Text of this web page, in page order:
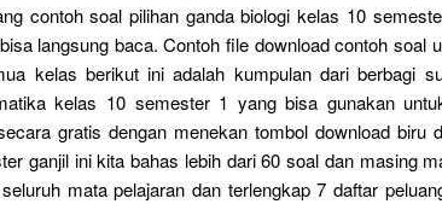
contoh soal pilihan ganda biologi kelas 10
langsung baca. Contoh file download contoh soal
kelas berikut ini adalah kumpulan dari berbagi
kelas 10 semester 1 yang bisa gunakan
gratis dengan menekan tombol download biru
ganjil ini kita bahas lebih dari 60 soal dan masing
mata pelajaran dan terlengkap 7 daftar